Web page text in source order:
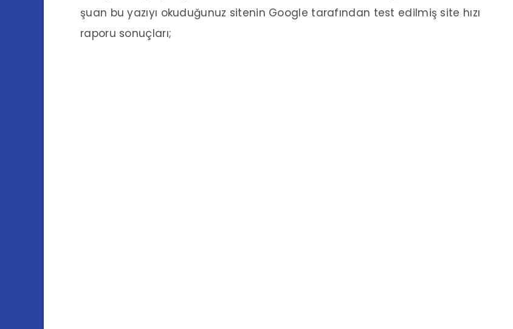
şuan bu yazıyı okuduğunuz sitenin Google tarafından test edilmiş site hızı
raporu sonuçları;